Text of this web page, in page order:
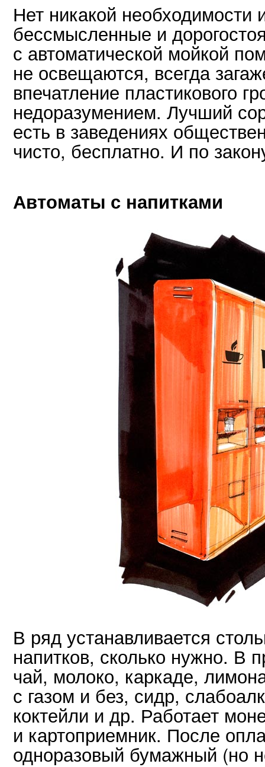
Нет никакой необходимости
бессмысленные и
с автоматической мойкой
не освещаются, всегда
впечатление пластикового
недоразумением. Лучший
есть в заведениях
чисто, бесплатно. И по
Автоматы с напитками
В ряд устанавливается
напитков, сколько нужно.
чай, молоко, каркаде,
с газом и без, сидр,
коктейли и др. Работает
и картоприемник. После
одноразовый бумажный (но